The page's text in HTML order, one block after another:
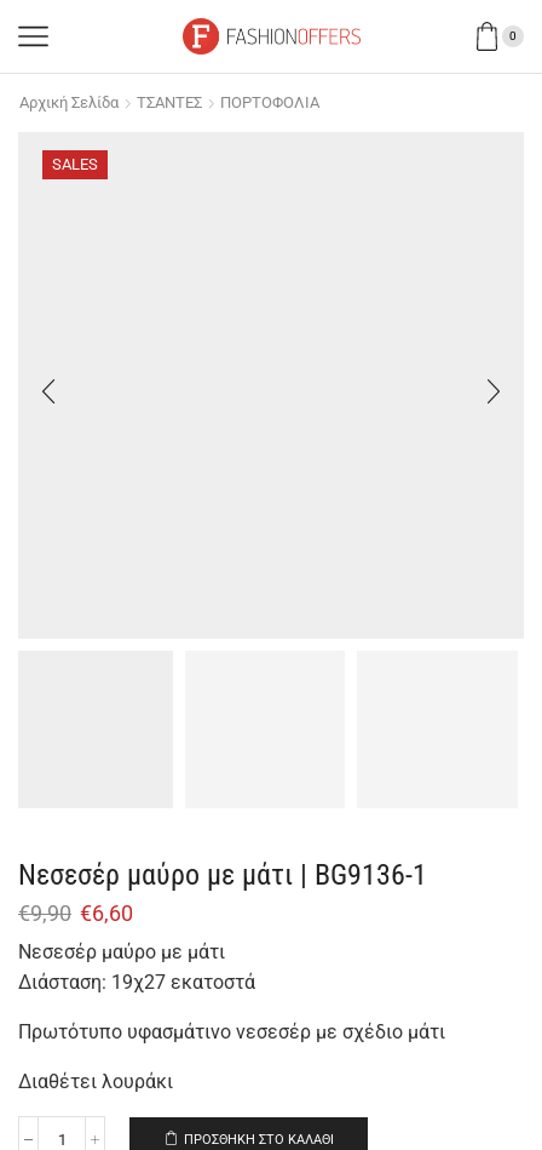
0
Αρχική Σελίδα ΤΣΑΝΤΕΣ ΠΟΡΤΟΦΟΛΙΑ
SALES
Nεσεσέρ μαύρο με μάτι | BG9136-1
€9,90 €6,60
Νεσεσέρ μαύρο με μάτι
Διάσταση: 19χ27 εκατοστά
Πρωτότυπο υφασμάτινο νεσεσέρ με σχέδιο μάτι
Διαθέτει λουράκι
ΠΡΟΣΘΉΚΗ ΣΤΟ ΚΑΛΆΘΙ